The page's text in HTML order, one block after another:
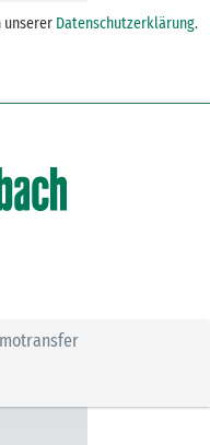
unserer Datenschutzerklärung.